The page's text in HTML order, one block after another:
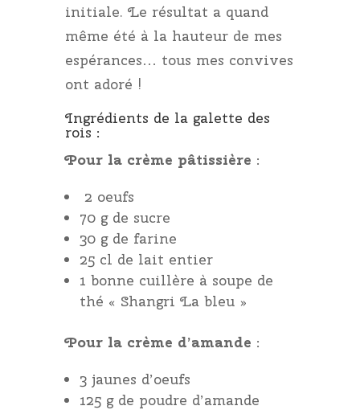
initiale. Le résultat a quand
même été à la hauteur de mes
espérances… tous mes convives
ont adoré !
Ingrédients de la galette des
rois :
Pour la crème pâtissière :
2 oeufs
70 g de sucre
30 g de farine
25 cl de lait entier
1 bonne cuillère à soupe de
thé « Shangri La bleu »
Pour la crème d’amande :
3 jaunes d’oeufs
125 g de poudre d’amande